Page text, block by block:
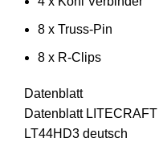
8 x Truss-Pin
8 x R-Clips
Datenblatt
Datenblatt
LT44HD3 deutsch